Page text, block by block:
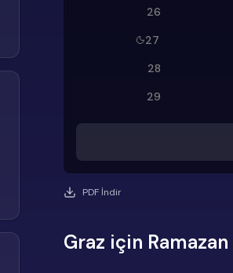
26
27
28
29
PDF İndir
Graz için